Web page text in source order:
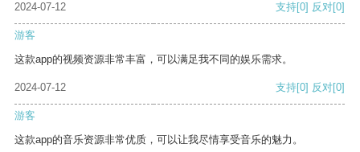
2024-07-12
支持[0] 反对[0]
游客
这款app的视频资源非常丰富，可以满足我不同的娱乐需求。
2024-07-12 支持[0] 反对[0]
游客
这款app的音乐资源非常优质，可以让我尽情享受音乐的魅力。